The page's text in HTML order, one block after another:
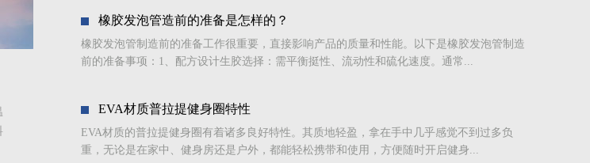
橡胶发泡管造前的准备是怎样的？
橡胶发泡管制造前的准备工作很重要，直接影响产品的质量和性能。以下是橡胶发泡管制造
前的准备事项：1、配方设计生胶选择：需平衡挺性、流动性和硫化速度。通常...
EVA材质普拉提健身圈特性
EVA材质的普拉提健身圈有着诸多良好特性。其质地轻盈，拿在手中几乎感觉不到过多负
重，无论是在家中、健身房还是户外，都能轻松携带和使用，方便随时开启健身...